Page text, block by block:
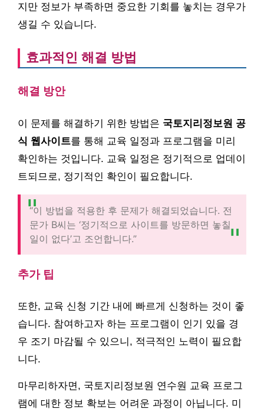
지만 정보가 부족하면 중요한 기회를 놓치는 경우가
생길 수 있습니다.
효과적인 해결 방법
해결 방안
이 문제를 해결하기 위한 방법은 국토지리정보원 공
식 웹사이트를 통해 교육 일정과 프로그램을 미리
확인하는 것입니다. 교육 일정은 정기적으로 업데이
트되므로, 정기적인 확인이 필요합니다.
“이 방법을 적용한 후 문제가 해결되었습니다. 전
문가 B씨는 ‘정기적으로 사이트를 방문하면 놓칠
일이 없다’고 조언합니다.”
추가 팁
또한, 교육 신청 기간 내에 빠르게 신청하는 것이 좋
습니다. 참여하고자 하는 프로그램이 인기 있을 경
우 조기 마감될 수 있으니, 적극적인 노력이 필요합
니다.
마무리하자면, 국토지리정보원 연수원 교육 프로그
램에 대한 정보 확보는 어려운 과정이 아닙니다. 미